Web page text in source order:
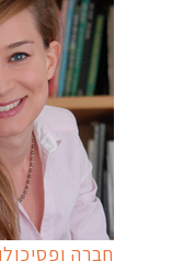
חברה